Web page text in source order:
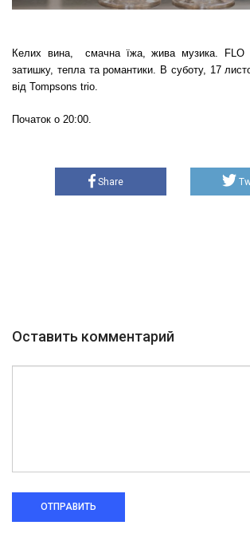
Келих вина, смачна їжа, жива музика. FLO
затишку, тепла та романтики. В суботу, 17
від Tompsons trio.
Початок о 20:00.
Share
Оставить комментарий
ОТПРАВИТЬ